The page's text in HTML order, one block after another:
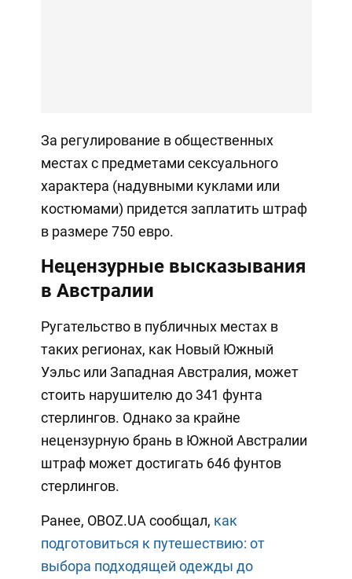
За регулирование в общественных
местах с предметами сексуального
характера (надувными куклами или
костюмами) придется заплатить штраф
в размере 750 евро.
Нецензурные высказывания
в Австралии
Ругательство в публичных местах в
таких регионах, как Новый Южный
Уэльс или Западная Австралия, может
стоить нарушителю до 341 фунта
стерлингов. Однако за крайне
нецензурную брань в Южной Австралии
штраф может достигать 646 фунтов
стерлингов.
Ранее, OBOZ.UA сообщал, как
подготовиться к путешествию: от
выбора подходящей одежды до